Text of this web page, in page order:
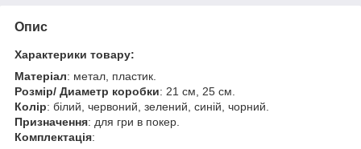
Опис
Характерики товару:
Матеріал: метал, пластик.
Розмір/ Диаметр коробки: 21 см, 25 см.
Колір: білий, червоний, зелений, синій, чорний.
Призначення: для гри в покер.
Комплектація: